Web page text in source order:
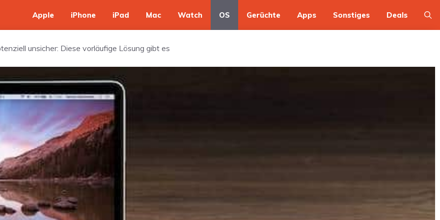
Apple iPhone iPad Mac Watch OS Gerüchte Apps Sonstiges Deals
unsicher: Diese vorläufige Lösung gibt es